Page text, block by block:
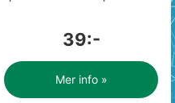
39:-
Mer info »